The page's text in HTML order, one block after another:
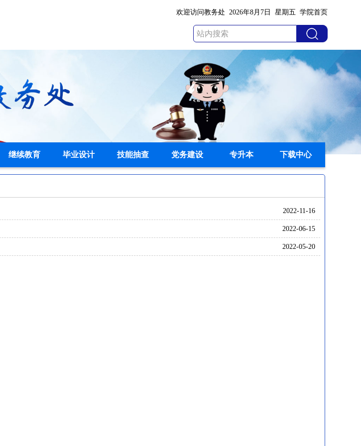
欢迎访问教务处 2026年8月7日 星期五 学院首页
继续教育 毕业设计 技能抽查 党务建设 专升本 下载中心
2022-11-16
2022-06-15
2022-05-20